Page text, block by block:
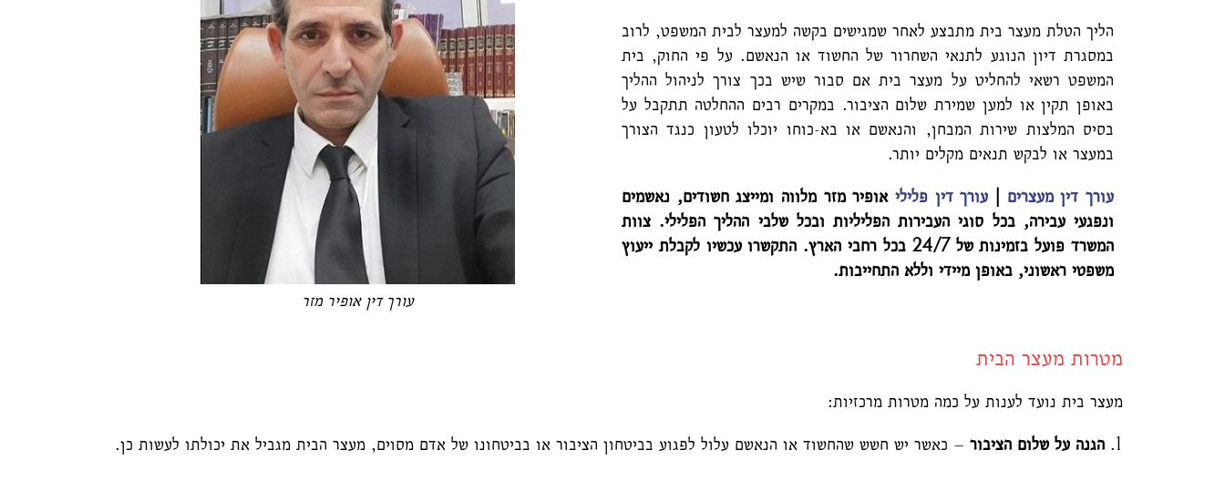
הליך הטלת מעצר בית מתבצע לאחר שמגישים בקשה למעצר לבית המשפט, לרוב
במסגרת דיון הנוגע לתנאי השחרור של החשוד או הנאשם. על פי החוק, בית
המשפט רשאי להחליט על מעצר בית אם סבור שיש בכך צורך לניהול ההליך
באופן תקין או למען שמירת שלום הציבור. במקרים רבים ההחלטה תתקבל על
בסיס המלצות שירות המבחן, והנאשם או בא-כוחו יוכלו לטעון כנגד הצורך
במעצר או לבקש תנאים מקלים יותר.
עורך דין מעצרים
עורך דין פלילי אופיר מזר מלווה ומייצג חשודים, נאשמים
ונפגעי עבירה, בכל סוגי העבירות הפליליות ובכל שלבי ההליך הפלילי. צוות
המשרד פועל בזמינות של 24/7 בכל רחבי הארץ. התקשרו עכשיו לקבלת ייעוץ
משפטי ראשוני, באופן מיידי וללא התחייבות.
עורך דין אופיר מזר
מטרות מעצר הבית
מעצר בית נועד לענות על כמה מטרות מרכזיות:
הגנה על שלום הציבור – כאשר יש חשש שהחשוד או הנאשם עלול לפגוע בביטחון הציבור או בביטחונו של אדם מסוים, מעצר הבית מגביל את יכולתו לעשות כן.